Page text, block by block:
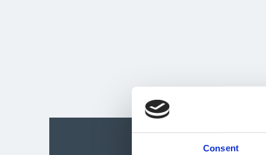
Consent